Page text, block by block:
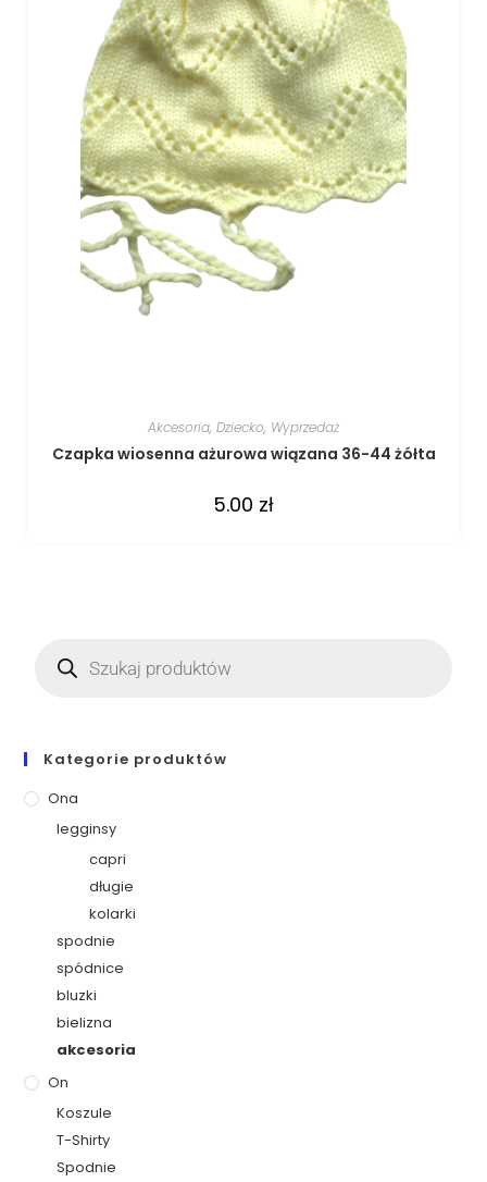
Akcesoria, Dziecko, Wyprzedaż
Czapka wiosenna ażurowa wiązana 36-44 żółta
5.00 zł
Kategorie produktów
Ona
legginsy
capri
długie
kolarki
spodnie
spódnice
bluzki
bielizna
akcesoria
On
Koszule
T-Shirty
Spodnie